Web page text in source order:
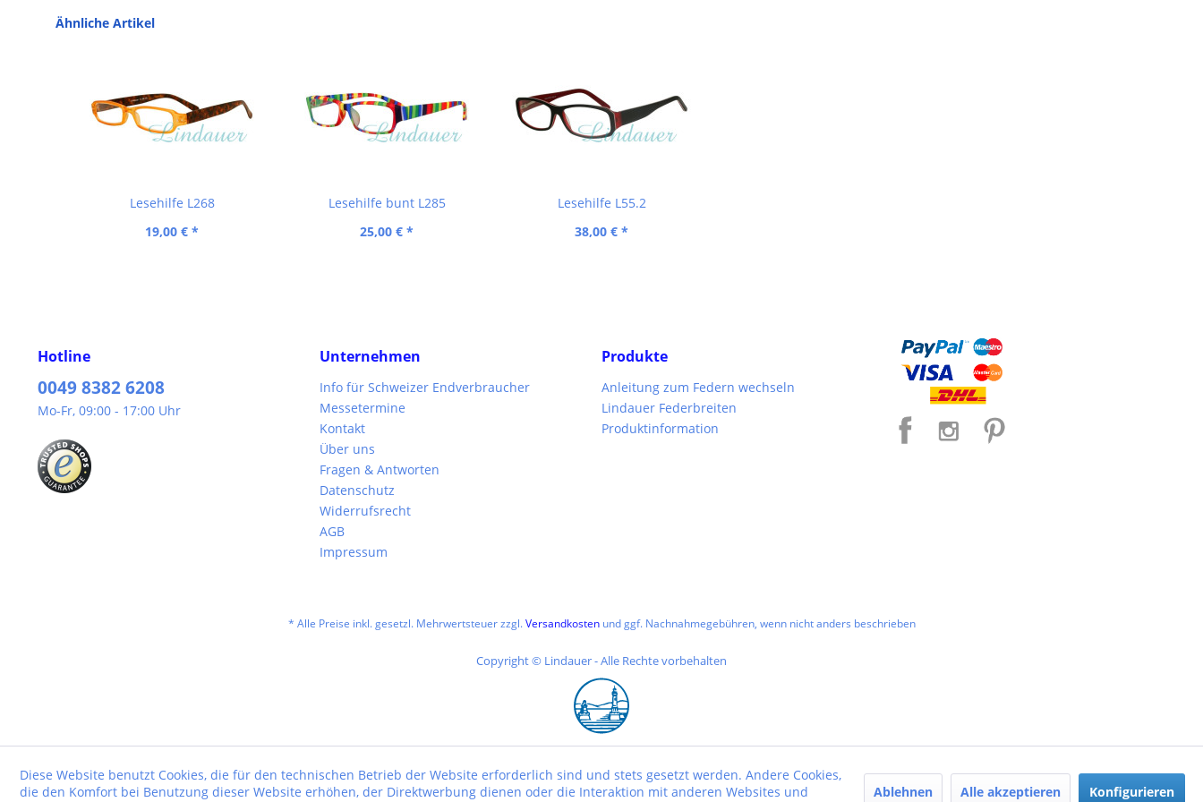
Ähnliche Artikel
Lesehilfe L268
19,00 € *
Lesehilfe bunt L285
25,00 € *
Lesehilfe L55.2
38,00 € *
Hotline
0049 8382 6208
Mo-Fr, 09:00 - 17:00 Uhr
Unternehmen
Info für Schweizer Endverbraucher
Messetermine
Kontakt
Über uns
Fragen & Antworten
Datenschutz
Widerrufsrecht
AGB
Impressum
Produkte
Anleitung zum Federn wechseln
Lindauer Federbreiten
Produktinformation
* Alle Preise inkl. gesetzl. Mehrwertsteuer zzgl.Versandkostenund ggf. Nachnahmegebühren, wenn nicht anders beschrieben
Copyright © Lindauer - Alle Rechte vorbehalten
Diese Website benutzt Cookies, die für den technischen Betrieb der Website erforderlich sind und stets gesetzt werden. Andere Cookies,
die den Komfort bei Benutzung dieser Website erhöhen, der Direktwerbung dienen oder die Interaktion mit anderen Websites und
Ablehnen Alle akzeptieren Konfigurieren